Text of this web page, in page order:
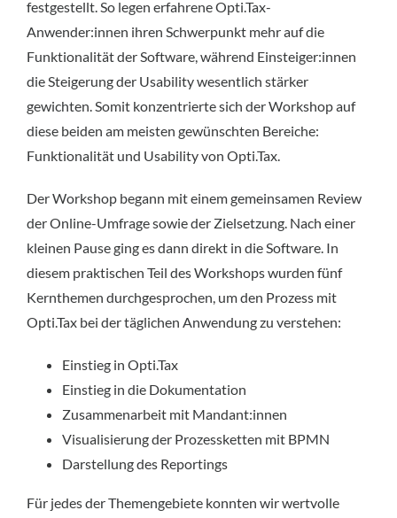
festgestellt. So legen erfahrene Opti.Tax-
Anwender:innen ihren Schwerpunkt mehr auf die
Funktionalität der Software, während Einsteiger:innen
die Steigerung der Usability wesentlich stärker
gewichten. Somit konzentrierte sich der Workshop auf
diese beiden am meisten gewünschten Bereiche:
Funktionalität und Usability von Opti.Tax.
Der Workshop begann mit einem gemeinsamen Review
der Online-Umfrage sowie der Zielsetzung. Nach einer
kleinen Pause ging es dann direkt in die Software. In
diesem praktischen Teil des Workshops wurden fünf
Kernthemen durchgesprochen, um den Prozess mit
Opti.Tax bei der täglichen Anwendung zu verstehen:
Einstieg in Opti.Tax
Einstieg in die Dokumentation
Zusammenarbeit mit Mandant:innen
Visualisierung der Prozessketten mit BPMN
Darstellung des Reportings
Für jedes der Themengebiete konnten wir wertvolle